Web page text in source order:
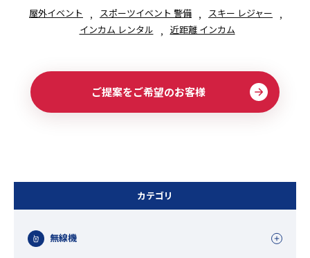
カテゴリ
無線機
屋外イベント
スポーツイベント 警備
スキー レジャー
インカム レンタル
近距離 インカム
ご提案をご希望のお客様